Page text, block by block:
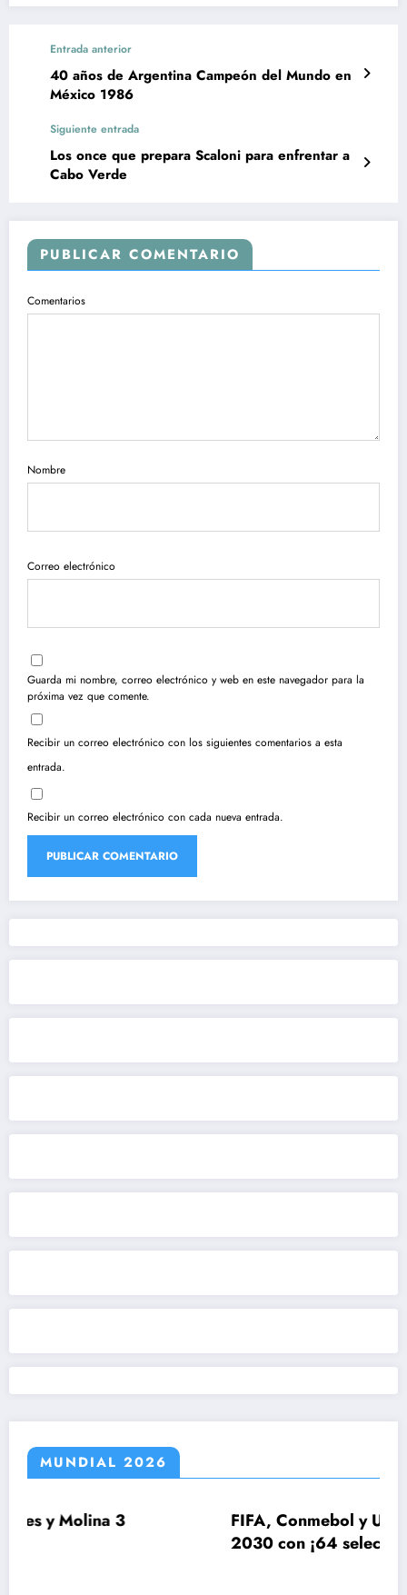
Entrada anterior
40 años de Argentina Campeón del Mundo en
México 1986
Siguiente entrada
Los once que prepara Scaloni para enfrentar a
Cabo Verde
PUBLICAR COMENTARIO
Comentarios
Nombre
Correo electrónico
Guarda mi nombre, correo electrónico y web en este navegador para la
próxima vez que comente.
Recibir un correo electrónico con los siguientes comentarios a esta
entrada.
Recibir un correo electrónico con cada nueva entrada.
MUNDIAL 2026
3
FIFA, Conmebol y UEFA estudian
2030 con ¡64 selecciones!